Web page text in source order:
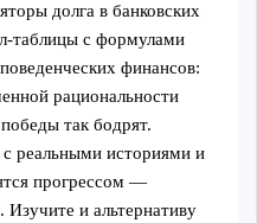
долга в банковских
таблицы с формулами
финансов:
рациональности
так бодрят.
реальными историями и
прогрессом —
Изучите и альтернативу